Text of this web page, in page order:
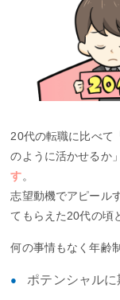
20代の転職に比べて
のように活かせるか
す。
志望動機でアピール
てもらえた20代の頃
何の事情もなく年齢
ポテンシャル